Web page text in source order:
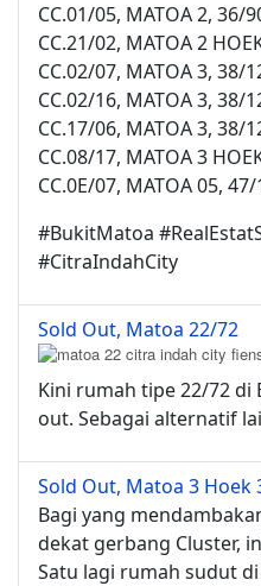
CC.01/05, MATOA 2, 36/
CC.21/02, MATOA 2
CC.02/07, MATOA 3, 38/
CC.02/16, MATOA 3, 38/
CC.17/06, MATOA 3, 38/
CC.08/17, MATOA 3
CC.0E/07, MATOA 05,
#BukitMatoa
#CitraIndahCity
Sold Out, Matoa 22/72
Kini rumah tipe 22/72 di
out. Sebagai alternatif
Sold Out, Matoa 3 Hoek
Bagi yang
dekat gerbang Cluster,
Satu lagi rumah sudut